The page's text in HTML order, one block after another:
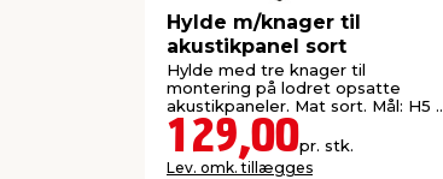
Hylde m/knager til
akustikpanel sort
Hylde med tre knager til
montering på lodret opsatte
akustikpaneler. Mat sort. Mål: H5 x
B17,5 cm.
129,00pr. stk.
Lev. omk. tillægges